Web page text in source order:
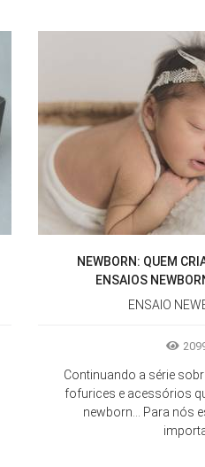
NEWBORN: QUEM
ENSAIOS
ENSAIO
Continuando a série
fofurices e acessórios
newborn... Para nós